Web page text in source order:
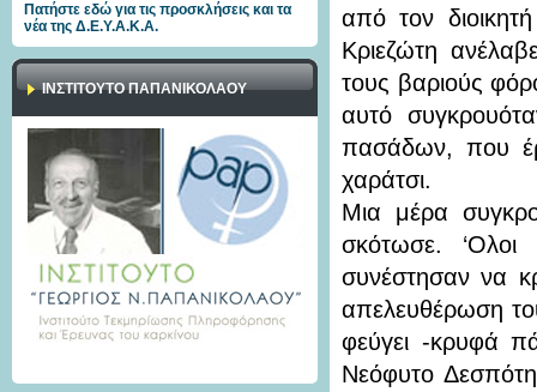
Πατήστε εδώ για τις προσκλήσεις και τα
νέα της Δ.Ε.Υ.Α.Κ.Α.
ΙΝΣΤΙΤΟΥΤΟ ΠΑΠΑΝΙΚΟΛΑΟΥ
από τον
Κριεζώτη
τους βαριούς
αυτό
πασάδων, που
χαράτσι.
Μια μέρα
σκότωσε.
συνέστησαν να
απελευθέρωση
φεύγει -κρυφά
Νεόφυτο